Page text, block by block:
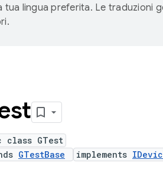
tua lingua preferita. Le traduzioni
class GTest
GTestBase implements